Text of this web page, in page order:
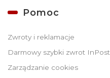
Linki w stopce
Pomoc
Zwroty i reklamacje
Darmowy szybki zwrot InPost
Zarządzanie cookies